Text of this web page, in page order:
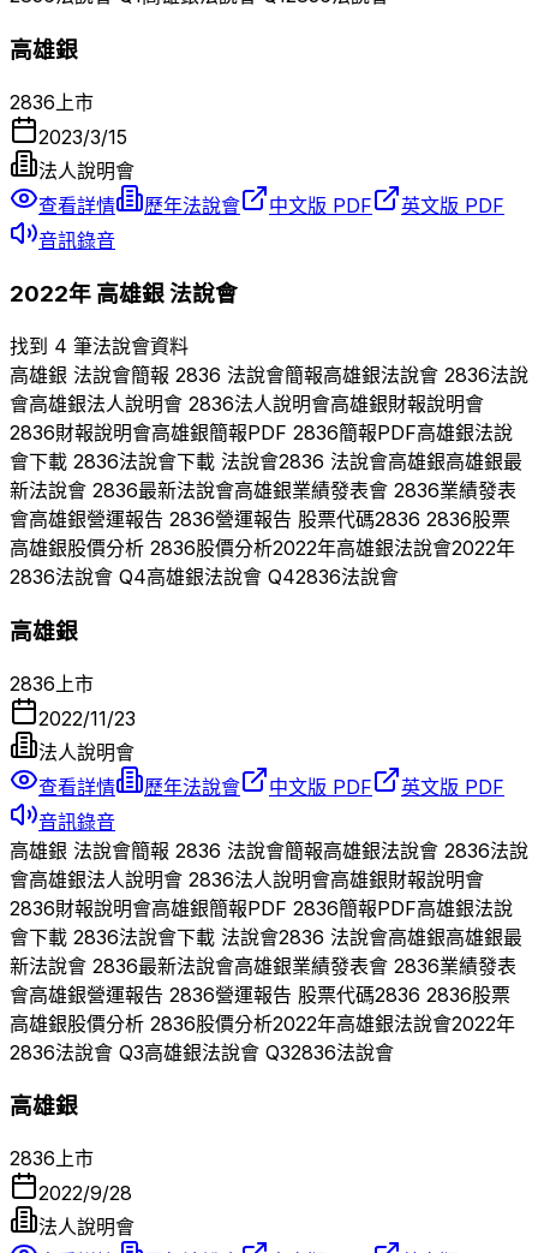
高雄銀
2836 上市
2023/3/15
法人說明會
查看詳情
歷年法說會 中文版 PDF
英文版 PDF
音訊錄音
2022年 高雄銀法說會
找到 4 筆法說會資料
高雄銀 法說會簡報 2836 法說會簡報高雄銀法說會 2836法說
會高雄銀法人說明會 2836法人說明會高雄銀財報說明會
2836財報說明會高雄銀簡報PDF 2836簡報PDF高雄銀法說
會下載 2836法說會下載 法說會2836 法說會高雄銀高雄銀最
新法說會 2836最新法說會高雄銀業績發表會 2836業績發表
會高雄銀營運報告 2836營運報告 股票代碼2836 2836股票
高雄銀股價分析 2836股價分析2022年高雄銀法說會2022年
2836法說會 Q4高雄銀法說會 Q42836法說會
高雄銀
2836 上市
2022/11/23
法人說明會
查看詳情
歷年法說會 中文版 PDF
英文版 PDF
音訊錄音
高雄銀 法說會簡報 2836 法說會簡報高雄銀法說會 2836法說
會高雄銀法人說明會 2836法人說明會高雄銀財報說明會
2836財報說明會高雄銀簡報PDF 2836簡報PDF高雄銀法說
會下載 2836法說會下載 法說會2836 法說會高雄銀高雄銀最
新法說會 2836最新法說會高雄銀業績發表會 2836業績發表
會高雄銀營運報告 2836營運報告 股票代碼2836 2836股票
高雄銀股價分析 2836股價分析2022年高雄銀法說會2022年
2836法說會 Q3高雄銀法說會 Q32836法說會
高雄銀
2836上市
2022/9/28
法人說明會